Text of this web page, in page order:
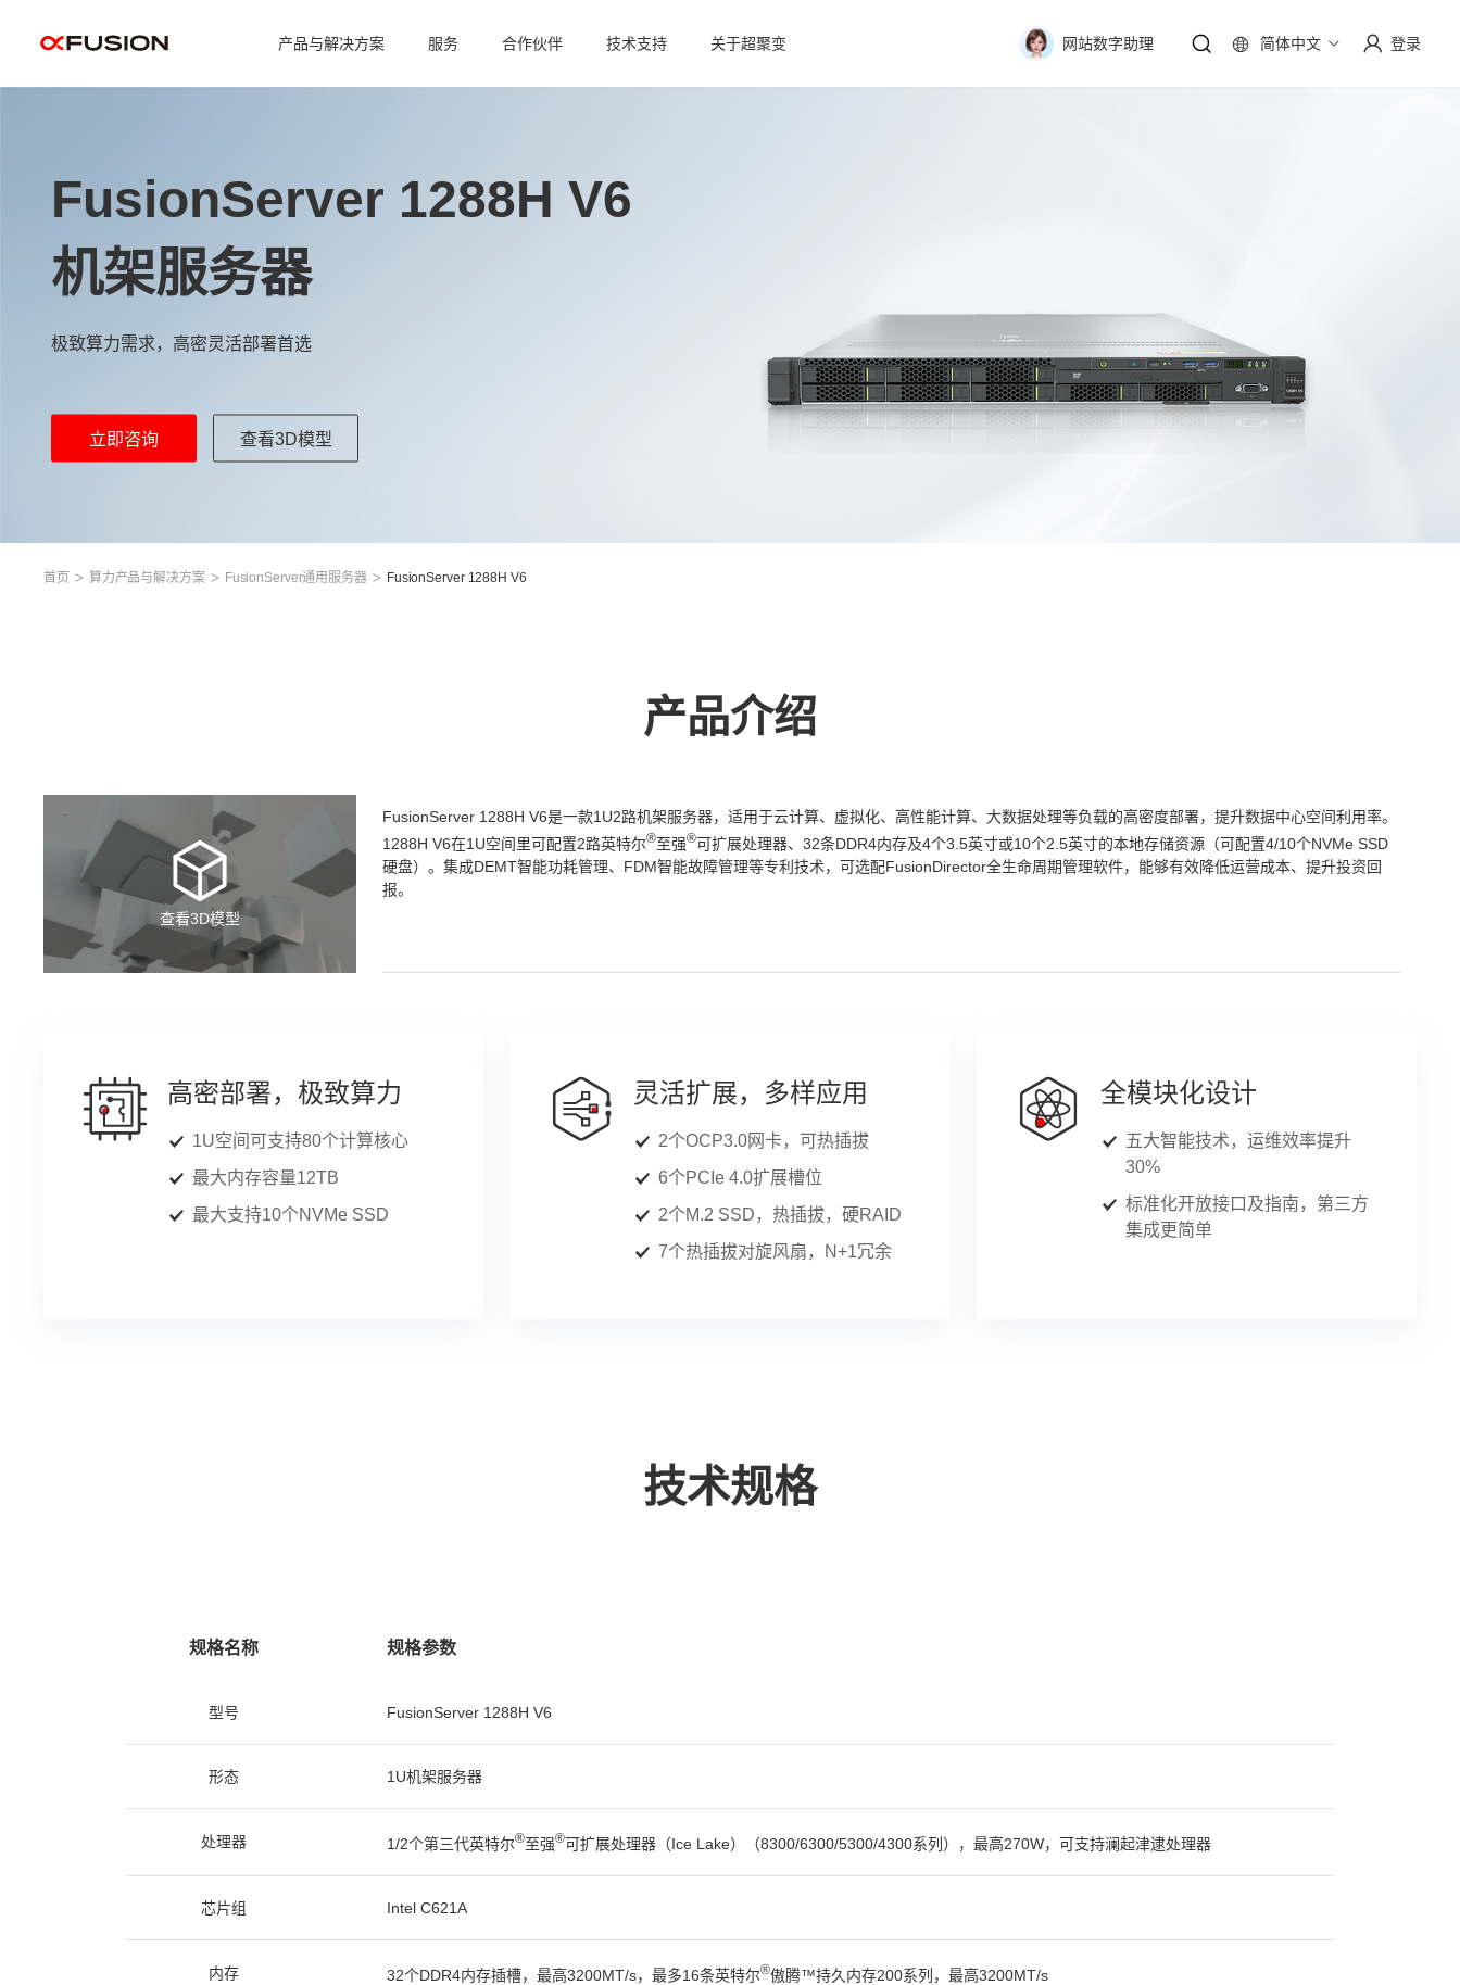
产品与解决方案 服务 合作伙伴 技术支持 关于超聚变 网站数字助理 简体中文 登录
FusionServer 1288H V6
机架服务器
极致算力需求，高密灵活部署首选
立即咨询 查看3D模型
首页 算力产品与解决方案 FusionServer通用服务器 FusionServer 1288H V6
产品介绍
查看3D模型
FusionServer 1288H V6是一款1U2路机架服务器，适用于云计算、虚拟化、高性能计算、大数据处理等负载的高密度部署，提升数据中心空间利用率。
1288H V6在1U空间里可配置2路英特尔®至强®可扩展处理器、32条DDR4内存及4个3.5英寸或10个2.5英寸的本地存储资源（可配置4/10个NVMe SSD
硬盘）。集成DEMT智能功耗管理、FDM智能故障管理等专利技术，可选配FusionDirector全生命周期管理软件，能够有效降低运营成本、提升投资回
报。
高密部署，极致算力
1U空间可支持80个计算核心
最大内存容量12TB
最大支持10个NVMe SSD
灵活扩展，多样应用
2个OCP3.0网卡，可热插拔
6个PCIe 4.0扩展槽位
2个M.2 SSD，热插拔，硬RAID
7个热插拔对旋风扇，N+1冗余
全模块化设计
五大智能技术，运维效率提升
30%
标准化开放接口及指南，第三方
集成更简单
技术规格
规格名称 规格参数
型号 FusionServer 1288H V6
形态 1U机架服务器
处理器 1/2个第三代英特尔®至强®可扩展处理器（Ice Lake）（8300/6300/5300/4300系列），最高270W，可支持澜起津逮处理器
芯片组 Intel C621A
内存 32个DDR4内存插槽，最高3200MT/s，最多16条英特尔®傲腾™持久内存200系列，最高3200MT/s